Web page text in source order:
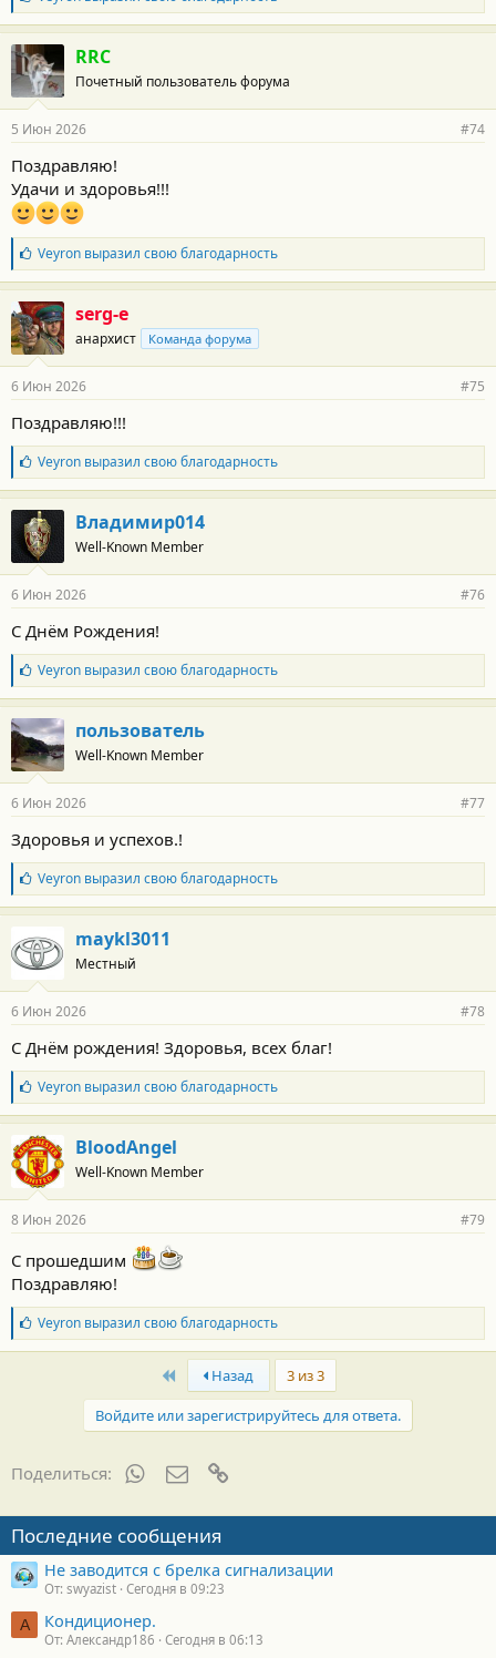
:л
а
г
о
д
а
н
с
т
и
:
RRC
Почетный пользователь форума
5 Июн 2026 #74
Поздравляю!
Удачи и здоровья!!!
Б
л
а
г
о
д
а
н
с
т
и
:
Veyronвыразил свою благодарность
serg-e
анархист Команда форума
6 Июн 2026 #75
Поздравляю!!!
Б
л
а
г
о
д
а
н
с
т
и
:
Veyronвыразил свою благодарность
Владимир014
Well-Known Member
6 Июн 2026 #76
С Днём Рождения!
Б
л
а
г
о
д
а
н
с
т
и
:
Veyronвыразил свою благодарность
пользователь
Well-Known Member
6 Июн 2026 #77
Здоровья и успехов.!
Б
л
а
о
д
а
н
с
т
и
:
Veyronвыразил свою благодарность
maykl3011
Местный
6 Июн 2026 #78
С Днём рождения! Здоровья, всех благ!
Б
л
а
г
о
д
а
н
с
т
и
:
Veyronвыразил свою благодарность
BloodAngel
Well-Known Member
8 Июн 2026 #79
С прошедшим
Поздравляю!
Б
л
а
о
т
и
:
Veyronвыразил свою благодарность
First Назад
3 из 3
Войдите или зарегистрируйтесь для ответа.
Поделиться: WhatsAppЭлектронная почта
Последние сообщения
Не заводится с брелка сигнализации
От: swyazist Сегодня в 09:23
А Кондиционер.
От: Александр186 Сегодня в 06:13